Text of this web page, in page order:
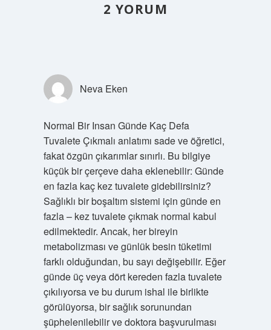
2 YORUM
Neva Eken
Normal Bir Insan Günde Kaç Defa
Tuvalete Çıkmalı anlatımı sade ve öğretici,
fakat özgün çıkarımlar sınırlı. Bu bilgiye
küçük bir çerçeve daha eklenebilir: Günde
en fazla kaç kez tuvalete gidebilirsiniz?
Sağlıklı bir boşaltım sistemi için günde en
fazla – kez tuvalete çıkmak normal kabul
edilmektedir. Ancak, her bireyin
metabolizması ve günlük besin tüketimi
farklı olduğundan, bu sayı değişebilir. Eğer
günde üç veya dört kereden fazla tuvalete
çıkılıyorsa ve bu durum ishal ile birlikte
görülüyorsa, bir sağlık sorunundan
şüphelenilebilir ve doktora başvurulması